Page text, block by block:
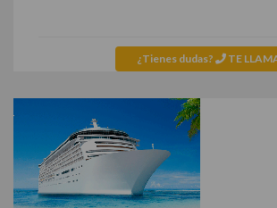
¿Tienes dudas? TE